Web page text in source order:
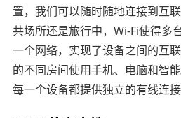
置，我们可以随时随地连接到互
共场所还是旅行中，Wi-Fi使得多
一个网络，实现了设备之间的互
的不同房间使用手机、电脑和智
每一个设备都提供独立的有线连接